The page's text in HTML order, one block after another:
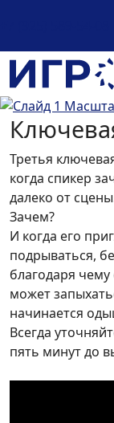
Третья
когда спикер
далеко от
Зачем?
И когда его
подрываться,
благодаря
может
начинается
Всегда
пять минут до